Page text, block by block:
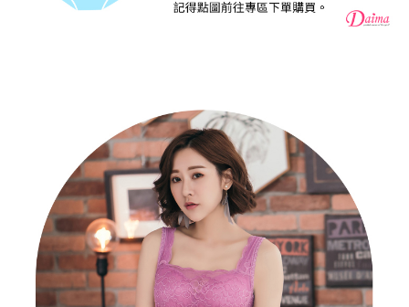
４．使用「AFTEE先享後付」時，將依據個別帳號之用戶狀況，依本公司即
時審查核予不同之上限額度；若仍有額度不足之情形，本公司將視審查結果
付款後7-11取貨
每筆NT$80，滿NT$890(含以上)免運費
黑貓貨到付款
每筆NT$120
國家/地區配送 查看運費